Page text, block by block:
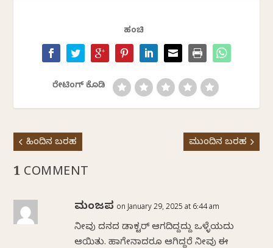
ಹಂಚಿ
ರೇಟಿಂಗ್ ಕೊಡಿ
ಹಿಂದಿನ ಬರಹ ಮುಂದಿನ ಬರಹ
1 COMMENT
ಮಂಜಪ್ಪ on January 29, 2025 at 6:44 am
ನೀವು ದನದ ಡಾಕ್ಟರ್ ಆಗದಿದ್ದದ್ದು ಒಳ್ಳೆಯದು
ಆಯಿತು. ಹಾಗೇನಾದರೂ ಆಗಿದ್ದರೆ ನೀವು ಈ